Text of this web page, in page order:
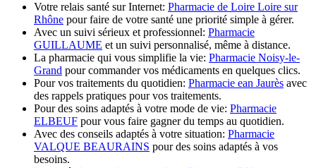
Votre relais santé sur Internet: Pharmacie de Loire Loire sur
Rhône pour faire de votre santé une priorité simple à gérer.
Avec un suivi sérieux et professionnel: Pharmacie
GUILLAUME et un suivi personnalisé, même à distance.
La pharmacie qui vous simplifie la vie: Pharmacie Noisy-le-
Grand pour commander vos médicaments en quelques clics.
Pour vos traitements du quotidien: Pharmacie ean Jaurès avec
des rappels pratiques pour vos traitements.
Pour des soins adaptés à votre mode de vie: Pharmacie
ELBEUF pour vous faire gagner du temps au quotidien.
Avec des conseils adaptés à votre situation: Pharmacie
VALQUE BEAURAINS pour des soins adaptés à vos
besoins.